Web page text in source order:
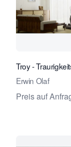
Troy -
Erwin Olaf
Preis auf